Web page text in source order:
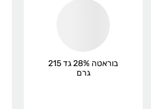
בוראטה 28% גד 215
גרם